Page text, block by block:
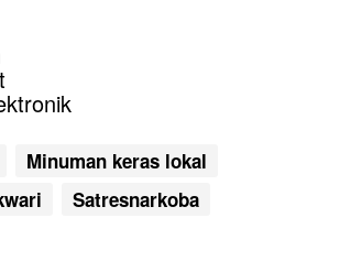
Minuman keras lokal
Satresnarkoba